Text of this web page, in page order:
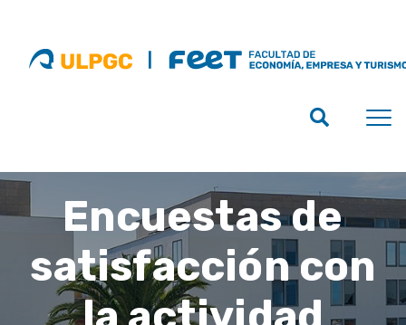
Encuestas de
satisfacción con